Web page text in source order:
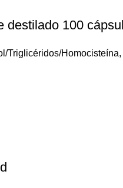
destilado 100
Triglicéridos/Homocisteína,